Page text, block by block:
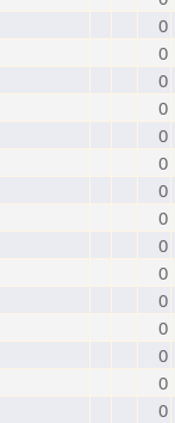
0
0
0
0
0
0
0
0
0
0
0
0
0
0
0